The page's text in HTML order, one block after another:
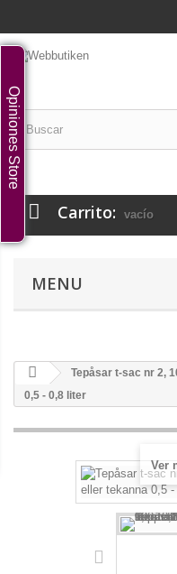
Carrito: vacío
MENU
Tepåsar t-sac nr 2,
0,5 - 0,8 liter
Ver
Opiniones Store